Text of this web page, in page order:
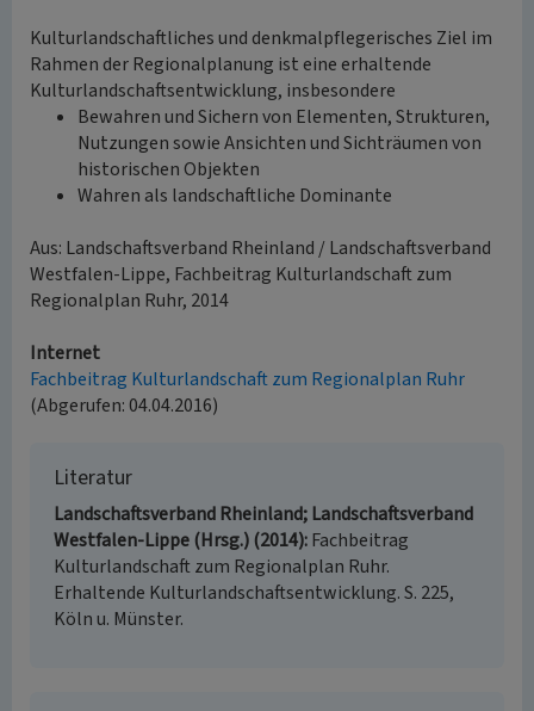
Kulturlandschaftliches und denkmalpflegerisches Ziel im
Rahmen der Regionalplanung ist eine erhaltende
Kulturlandschaftsentwicklung, insbesondere
Bewahren und Sichern von Elementen, Strukturen,
Nutzungen sowie Ansichten und Sichträumen von
historischen Objekten
Wahren als landschaftliche Dominante
Aus: Landschaftsverband Rheinland / Landschaftsverband
Westfalen-Lippe, Fachbeitrag Kulturlandschaft zum
Regionalplan Ruhr, 2014
Internet
Fachbeitrag Kulturlandschaft zum Regionalplan Ruhr
(Abgerufen: 04.04.2016)
Literatur
Landschaftsverband Rheinland; Landschaftsverband
Westfalen-Lippe (Hrsg.) (2014) Fachbeitrag
Kulturlandschaft zum Regionalplan Ruhr.
Erhaltende Kulturlandschaftsentwicklung. S. 225,
Köln u. Münster.